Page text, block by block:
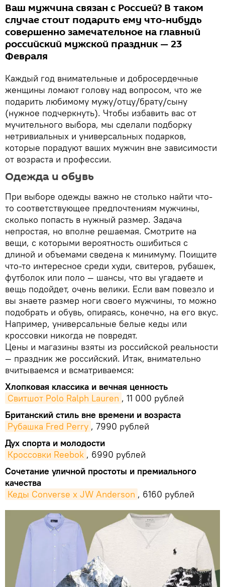
Ваш мужчина связан с Россией? В таком
случае стоит подарить ему что-нибудь
совершенно замечательное на главный
российский мужской праздник — 23
Февраля
Каждый год внимательные и добросердечные
женщины ломают голову над вопросом, что же
подарить любимому мужу/отцу/брату/сыну
(нужное подчеркнуть). Чтобы избавить вас от
мучительного выбора, мы сделали подборку
нетривиальных и универсальных подарков,
которые порадуют ваших мужчин вне зависимости
от возраста и профессии.
Одежда и обувь
При выборе одежды важно не столько найти что-
то соответствующее предпочтениям мужчины,
сколько попасть в нужный размер. Задача
непростая, но вполне решаемая. Смотрите на
вещи, с которыми вероятность ошибиться с
длиной и объемами сведена к минимуму. Поищите
что-то интересное среди худи, свитеров, рубашек,
футболок или поло — шансы, что вы угадаете и
вещь подойдет, очень велики. Если вам повезло и
вы знаете размер ноги своего мужчины, то можно
подобрать и обувь, опираясь, конечно, на его вкус.
Например, универсальные белые кеды или
кроссовки никогда не повредят.
Цены и магазины взяты из российской реальности
— праздник же российский. Итак, внимательно
вчитываемся и всматриваемся:
Хлопковая классика и вечная ценность
Свитшот Polo Ralph Lauren , 11 000 рублей
Британский стиль вне времени и возраста
Рубашка Fred Perry , 7990 рублей
Дух спорта и молодости
Кроссовки Reebok , 6990 рублей
Сочетание уличной простоты и премиального
качества
Кеды Converse х JW Anderson , 6160 рублей